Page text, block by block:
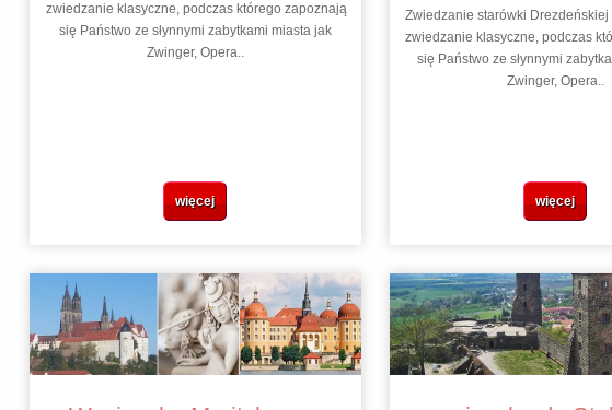
zwiedzanie klasyczne, podczas którego zapoznają
się Państwo ze słynnymi zabytkami miasta jak
Zwinger, Opera..
więcej
Zwiedzanie starówki Drezdeńskiej
zwiedzanie klasyczne, podczas
się Państwo ze słynnymi
Zwinger, Opera..
więcej